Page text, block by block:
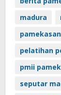
madura
pelatihan
pmii
seputar